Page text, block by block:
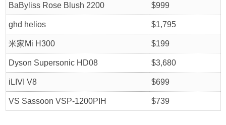
BaByliss Rose Blush 2200 $999
ghd helios $1,795
米家Mi H300 $199
Dyson Supersonic HD08 $3,680
iLIVI V8 $699
VS Sassoon VSP-1200PIH $739